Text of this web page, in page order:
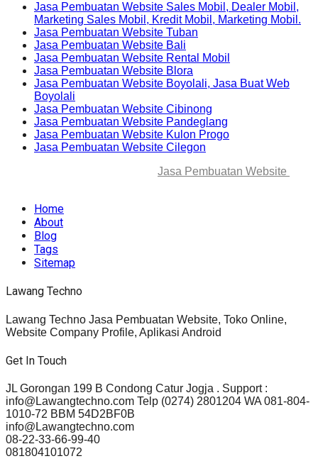
Jasa Pembuatan Website Sales Mobil, Dealer Mobil,
Marketing Sales Mobil, Kredit Mobil, Marketing Mobil.
Jasa Pembuatan Website Tuban
Jasa Pembuatan Website Bali
Jasa Pembuatan Website Rental Mobil
Jasa Pembuatan Website Blora
Jasa Pembuatan Website Boyolali, Jasa Buat Web
Boyolali
Jasa Pembuatan Website Cibinong
Jasa Pembuatan Website Pandeglang
Jasa Pembuatan Website Kulon Progo
Jasa Pembuatan Website Cilegon
Jasa Pembuatan Website
Home
About
Blog
Tags
Sitemap
Lawang Techno
Lawang Techno Jasa Pembuatan Website, Toko Online,
Website Company Profile, Aplikasi Android
Get In Touch
JL Gorongan 199 B Condong Catur Jogja . Support :
info@Lawangtechno.com Telp (0274) 2801204 WA 081-804-
1010-72 BBM 54D2BF0B
info@Lawangtechno.com
08-22-33-66-99-40
081804101072